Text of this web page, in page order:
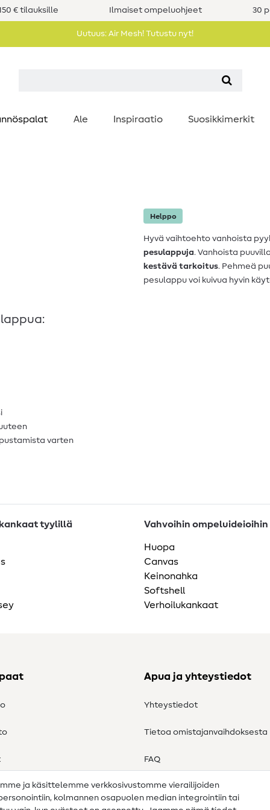
€ tilauksille Ilmaiset ompeluohjeet 30
Uutuus: Air Mesh! Tutustu nyt!
Ale Inspiraatio Suosikkimerkit
Helppo
Hyvä vaihtoehto vanhoista
pesulappuja. Vanhoista
kestävä tarkoitus. Pehmeä
pesulappu voi kuivua hyvin
varten
tyylillä Vahvoihin ompeluideioihin
Huopa
Canvas
Keinonahka
Softshell
Verhoilukankaat
Apua ja yhteystiedot
Yhteystiedot
Tietoa omistajanvaihdoksesta
FAQ
Peruutusoikeus
ja käsittelemme verkkosivustomme vierailijoiden
kolmannen osapuolen median integrointiin tai